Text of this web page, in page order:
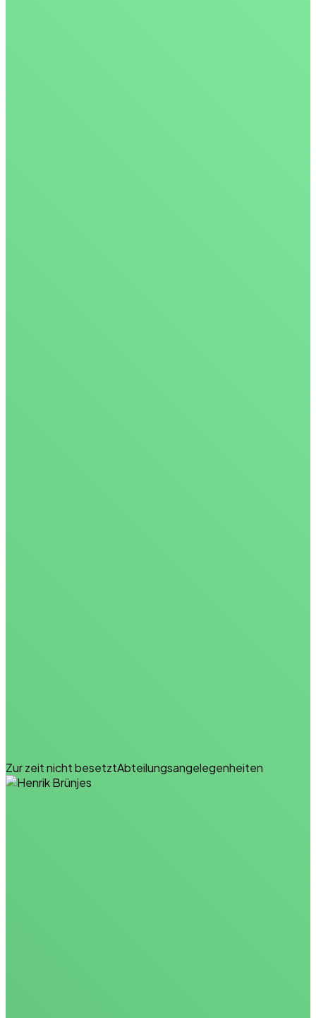
Zur zeit nicht besetztAbteilungsangelegenheiten